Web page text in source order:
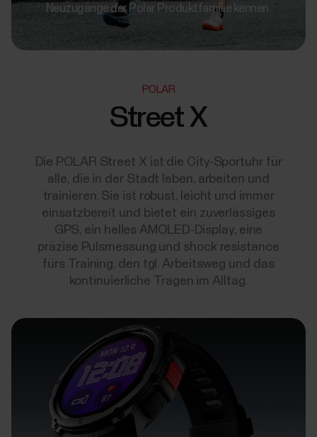
Neuzugänge der Polar Produktfamilie kennen.
POLAR
Street X
Die POLAR Street X ist die City-Sportuhr für
alle, die in der Stadt leben, arbeiten und
trainieren. Sie ist robust, leicht und immer
einsatzbereit und bietet ein zuverlässiges
GPS, ein helles AMOLED-Display, eine
präzise Pulsmessung und shock resistance
fürs Training, den tgl. Arbeitsweg und das
kontinuierliche Tragen im Alltag.